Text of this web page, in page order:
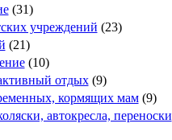
(31)
учреждений (23)
(21)
(10)
отдых (9)
кормящих мам (9)
автокресла, переноски